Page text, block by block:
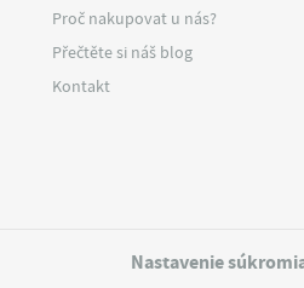
Proč nakupovat u nás?
Přečtěte si náš blog
Kontakt
Nastavenie